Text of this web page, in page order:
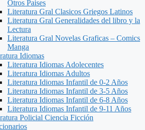
Otros Paises
Literatura Gral Clasicos Griegos Latinos
Literatura Gral Generalidades del libro y la
Lectura
Literatura Gral Novelas Graficas – Comics
Manga
Idiomas
Literatura Idiomas Adolecentes
Literatura Idiomas Adultos
Literatura Idiomas Infantil de 0-2 Años
Literatura Idiomas Infantil de 3-5 Años
Literatura Idiomas Infantil de 6-8 Años
Literatura Idiomas Infantil de 9-11 Años
Policial Ciencia Ficción